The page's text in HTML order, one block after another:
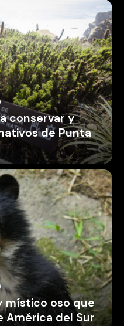
conservar y
de Punta
místico oso que
América del Sur